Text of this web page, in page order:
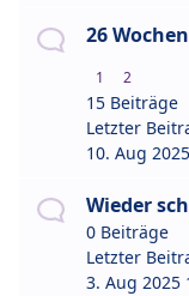
26
1 2
15 Beiträge
Letzter
10. Aug
Wieder
0 Beiträge
Letzter
3. Aug 2025